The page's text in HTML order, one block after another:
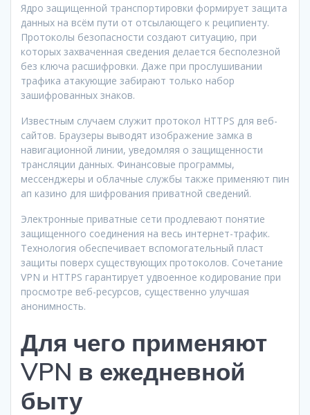
Ядро защищенной транспортировки формирует защита
данных на всём пути от отсылающего к реципиенту.
Протоколы безопасности создают ситуацию, при
которых захваченная сведения делается бесполезной
без ключа расшифровки. Даже при прослушивании
трафика атакующие забирают только набор
зашифрованных знаков.
Известным случаем служит протокол HTTPS для веб-
сайтов. Браузеры выводят изображение замка в
навигационной линии, уведомляя о защищенности
трансляции данных. Финансовые программы,
мессенджеры и облачные службы также применяют пин
ап казино для шифрования приватной сведений.
Электронные приватные сети продлевают понятие
защищенного соединения на весь интернет-трафик.
Технология обеспечивает вспомогательный пласт
защиты поверх существующих протоколов. Сочетание
VPN и HTTPS гарантирует удвоенное кодирование при
просмотре веб-ресурсов, существенно улучшая
анонимность.
Для чего применяют
VPN в ежедневной
быту